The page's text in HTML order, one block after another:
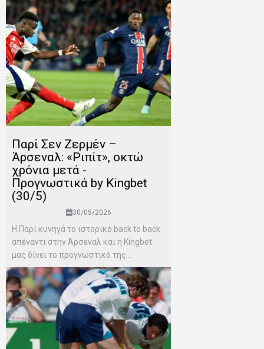
Παρί Σεν Ζερμέν –
Άρσεναλ: «Ριπίτ», οκτώ
χρόνια μετά -
Προγνωστικά by Kingbet
(30/5)
30/05/2026
Η Παρί κυνηγά το ιστορικό back to back
απέναντι στην Άρσεναλ και η Kingbet
μας δίνει το προγνωστικό της...